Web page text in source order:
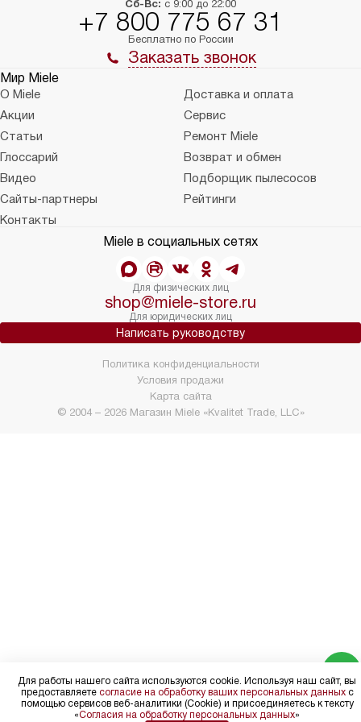
Сб-Вс: с 9:00 до 22:00
+7 800 775 67 31
Бесплатно по России
Заказать звонок
Мир Miele
О Miele
Доставка и оплата
Акции
Сервис
Статьи
Ремонт Miele
Глоссарий
Возврат и обмен
Видео
Подборщик пылесосов
Сайты-партнеры
Рейтинги
Контакты
Miele в социальных сетях
Для физических лиц
shop@miele-store.ru
Для юридических лиц
Написать руководству
© 2004 – 2026 Магазин Miele «Kvalitet Trade, LLC»
Политика конфиденциальности
Условия продажи
Карта сайта
Для работы нашего сайта используются cookie. Используя наш сайт, вы
предоставляете согласие на обработку ваших персональных данныхс
помощью сервисов веб-аналитики (Cookie) и присоединяетесь к тексту
«Согласия на обработку персональных данных»